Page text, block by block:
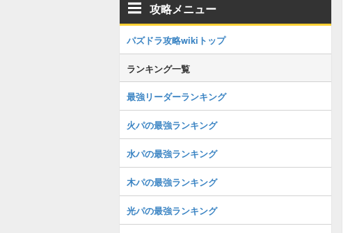
攻略メニュー
パズドラ攻略wikiトップ
ランキング一覧
最強リーダーランキング
火パの最強ランキング
水パの最強ランキング
木パの最強ランキング
光パの最強ランキング